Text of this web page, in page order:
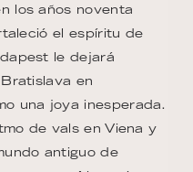
los años noventa
el espíritu de
le dejará
en
una joya inesperada.
de vals en Viena y
antiguo de